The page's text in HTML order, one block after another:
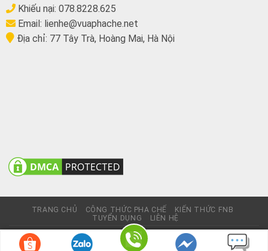
Khiếu nại: 078.8228.625
Email: lienhe@vuaphache.net
Địa chỉ: 77 Tây Trà, Hoàng Mai, Hà Nội
TRANG CHỦ CÔNG THỨC PHA CHẾ
KIẾN THỨC FNB
TUYỂN DỤNG
LIÊN HỆ
© Website này không thương mại, chỉ giới thiệu sản phẩm và